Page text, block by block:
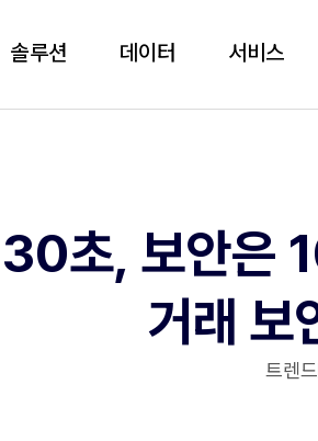
솔루션 데이터 서비스
초, 보안은
거래 보
트렌드